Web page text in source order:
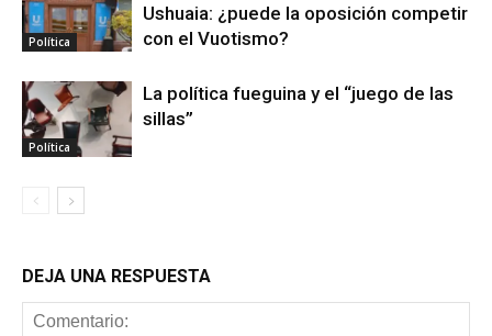
Política
Ushuaia: ¿puede la oposición competir
con el Vuotismo?
Política
La política fueguina y el “juego de las
sillas”
DEJA UNA RESPUESTA